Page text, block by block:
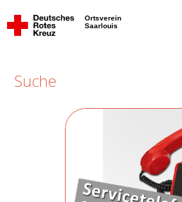
Ortsverein
Saarlouis
Suche